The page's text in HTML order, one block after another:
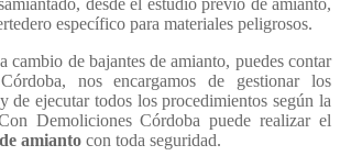
desde el estudio previo de amianto,
específico para materiales peligrosos.
cambio de bajantes de amianto, puedes contar
nos encargamos de gestionar los
de ejecutar todos los procedimientos según la
Demoliciones Córdoba puede realizar el
amianto con toda seguridad.